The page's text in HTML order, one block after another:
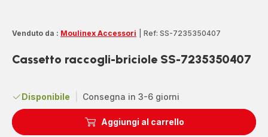
Venduto da : Moulinex Accessori Ref: SS-7235350407
Cassetto raccogli-briciole SS-7235350407
Disponibile Consegna in 3-6 giorni
Aggiungi al carrello